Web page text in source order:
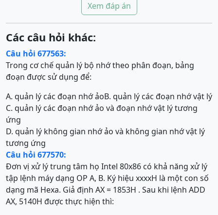
Xem đáp án
Các câu hỏi khác:
Câu hỏi 677563:
Trong cơ chế quản lý bộ nhớ theo phân đoạn, bảng
đoạn được sử dụng để:
A. quản lý các đoạn nhớ ảoB. quản lý các đoạn nhớ vật lý
C. quản lý các đoạn nhớ ảo và đoạn nhớ vật lý tương
ứng
D. quản lý không gian nhớ ảo và không gian nhớ vật lý
tương ứng
Câu hỏi 677570:
Đơn vị xử lý trung tâm họ Intel 80x86 có khả năng xử lý
tập lệnh máy dạng OP A, B. Ký hiệu xxxxH là một con số
dạng mã Hexa. Giả định AX = 1853H . Sau khi lệnh ADD
AX, 5140H được thực hiện thì: